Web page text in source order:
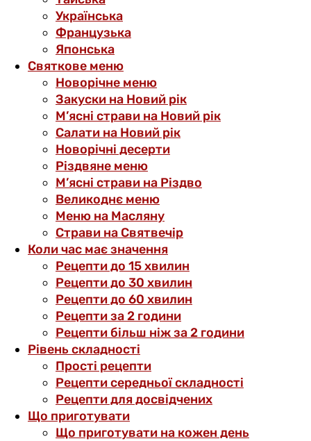
Українська
Французька
Японська
Святкове меню
Новорічне меню
Закуски на Новий рік
М’ясні страви на Новий рік
Салати на Новий рік
Новорічні десерти
Різдвяне меню
М’ясні страви на Різдво
Великоднє меню
Меню на Масляну
Страви на Святвечір
Коли час має значення
Рецепти до 15 хвилин
Рецепти до 30 хвилин
Рецепти до 60 хвилин
Рецепти за 2 години
Рецепти більш ніж за 2 години
Рівень складності
Прості рецепти
Рецепти середньої складності
Рецепти для досвідчених
Що приготувати
Що приготувати на кожен день